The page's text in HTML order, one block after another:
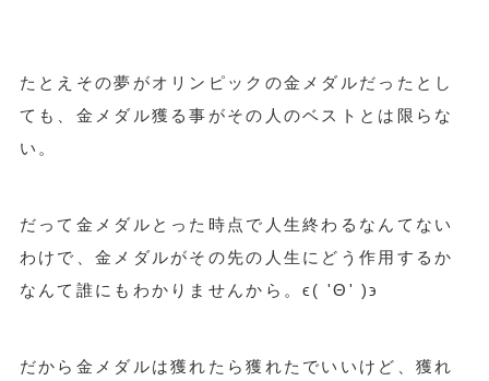
たとえその夢がオリンピックの金メダルだったとし
ても、金メダル獲る事がその人のベストとは限らな
い。
だって金メダルとった時点で人生終わるなんてない
わけで、金メダルがその先の人生にどう作用するか
なんて誰にもわかりませんから。ϵ( 'Θ' )϶
だから金メダルは獲れたら獲れたでいいけど、獲れ